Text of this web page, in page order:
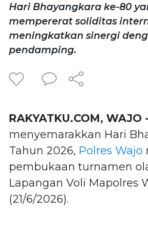
Hari Bhayangkara ke-80
mempererat soliditas
meningkatkan sinergi
pendamping.
RAKYATKU.COM, WAJO
menyemarakkan Hari
Tahun 2026, Polres Wajo
pembukaan turnamen
Lapangan Voli Mapolres
(21/6/2026).